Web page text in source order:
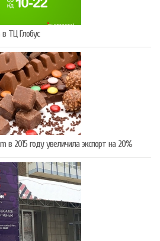
в ТЦ Глобус
в 2015 году увеличила экспорт на 20%